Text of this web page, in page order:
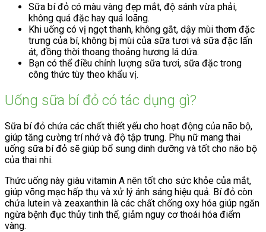
Sữa bí đỏ có màu vàng đẹp mắt, độ sánh vừa phải,
không quá đặc hay quá loãng.
Khi uống có vị ngọt thanh, không gắt, dậy mùi thơm đặc
trưng của bí, không bị mùi của sữa tươi và sữa đặc lấn
át, đồng thời thoang thoảng hương lá dứa.
Bạn có thể điều chỉnh lượng sữa tươi, sữa đặc trong
công thức tùy theo khẩu vị.
Uống sữa bí đỏ có tác dụng gì?
Sữa bí đỏ chứa các chất thiết yếu cho hoạt động của não bộ,
giúp tăng cường trí nhớ và độ tập trung. Phụ nữ mang thai
uống sữa bí đỏ sẽ giúp bổ sung dinh dưỡng và tốt cho não bộ
của thai nhi.
Thức uống này giàu vitamin A nên tốt cho sức khỏe của mắt,
giúp võng mạc hấp thụ và xử lý ánh sáng hiệu quả. Bí đỏ còn
chứa lutein và zeaxanthin là các chất chống oxy hóa giúp ngăn
ngừa bệnh đục thủy tinh thể, giảm nguy cơ thoái hóa điểm
vàng.